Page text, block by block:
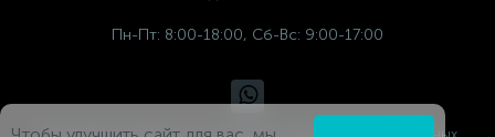
Пн-Пт: 8:00-18:00, Сб-Вс: 9:00-17:00